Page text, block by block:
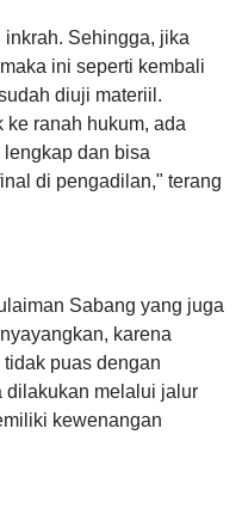
Sehingga, jika
ini seperti kembali
diuji materiil.
ke ranah hukum, ada
dan bisa
di pengadilan," terang
Sabang yang juga
karena
puas dengan
dilakukan melalui jalur
kewenangan